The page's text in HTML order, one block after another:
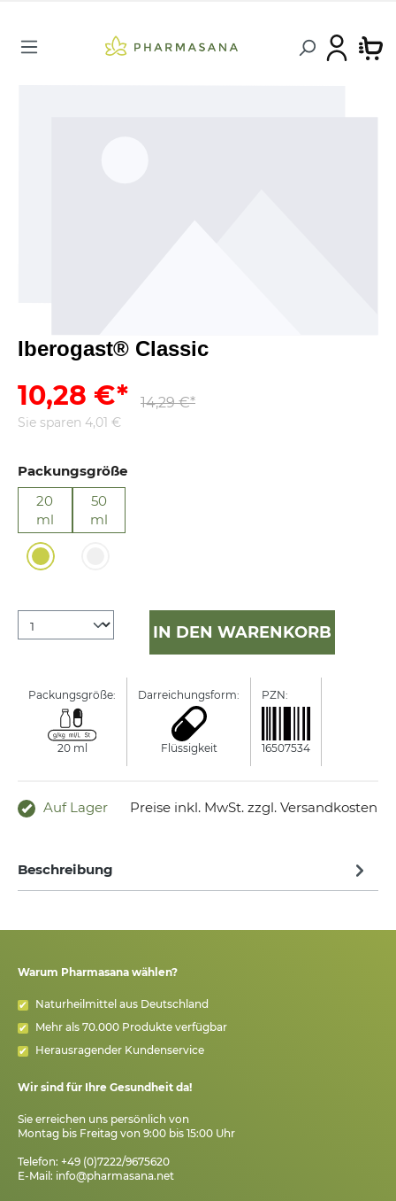
Iberogast® Classic
10,28 €* 14,29 €*
Sie sparen 4,01 €
Packungsgröße
20
ml
50
ml
IN DEN WARENKORB
Packungsgröße:
20 ml
Darreichungsform:
Flüssigkeit
PZN:
16507534
Auf Lager Preise inkl. MwSt. zzgl. Versandkosten
Beschreibung
Warum Pharmasana wählen?
Naturheilmittel aus Deutschland
Mehr als 70.000 Produkte verfügbar
Herausragender Kundenservice
Wir sind für Ihre Gesundheit da!
Sie erreichen uns persönlich von
Montag bis Freitag von 9:00 bis 15:00 Uhr
Telefon: +49 (0)7222/9675620
E-Mail: info@pharmasana.net